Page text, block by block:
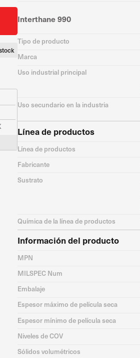
Interthane 990
Tipo de producto
Marca
Uso industrial principal
Uso secundario en la industria
Línea de productos
Línea de productos
Fabricante
Sustrato
Química de la línea de productos
Información del producto
MPN
MILSPEC Num
Embalaje
Espesor máximo de película seca
Espesor mínimo de película seca
Niveles de COV
Sólidos volumétricos